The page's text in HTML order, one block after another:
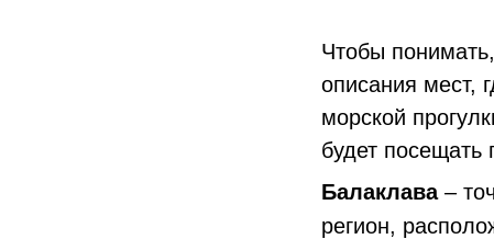
Чтобы
описания мест,
морской
будет посещать
Балаклава–
регион,